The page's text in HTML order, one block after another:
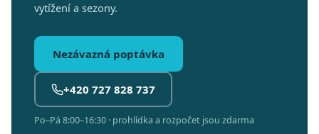
vytížení a sezony.
Nezávazná poptávka
+420 727 828 737
Po–Pá 8:00–16:30 · prohlídka a rozpočet jsou zdarma